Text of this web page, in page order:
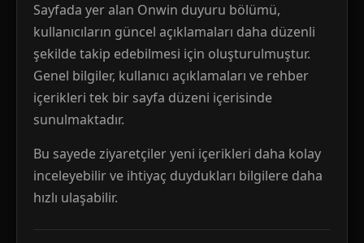
Sayfada yer alan Onwin duyuru bölümü,
kullanıcıların güncel açıklamaları daha düzenli
şekilde takip edebilmesi için oluşturulmuştur.
Genel bilgiler, kullanıcı açıklamaları ve rehber
içerikleri tek bir sayfa düzeni içerisinde
sunulmaktadır.
Bu sayede ziyaretçiler yeni içerikleri daha kolay
inceleyebilir ve ihtiyaç duydukları bilgilere daha
hızlı ulaşabilir.